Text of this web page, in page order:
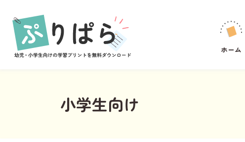
ホーム
小学生向け